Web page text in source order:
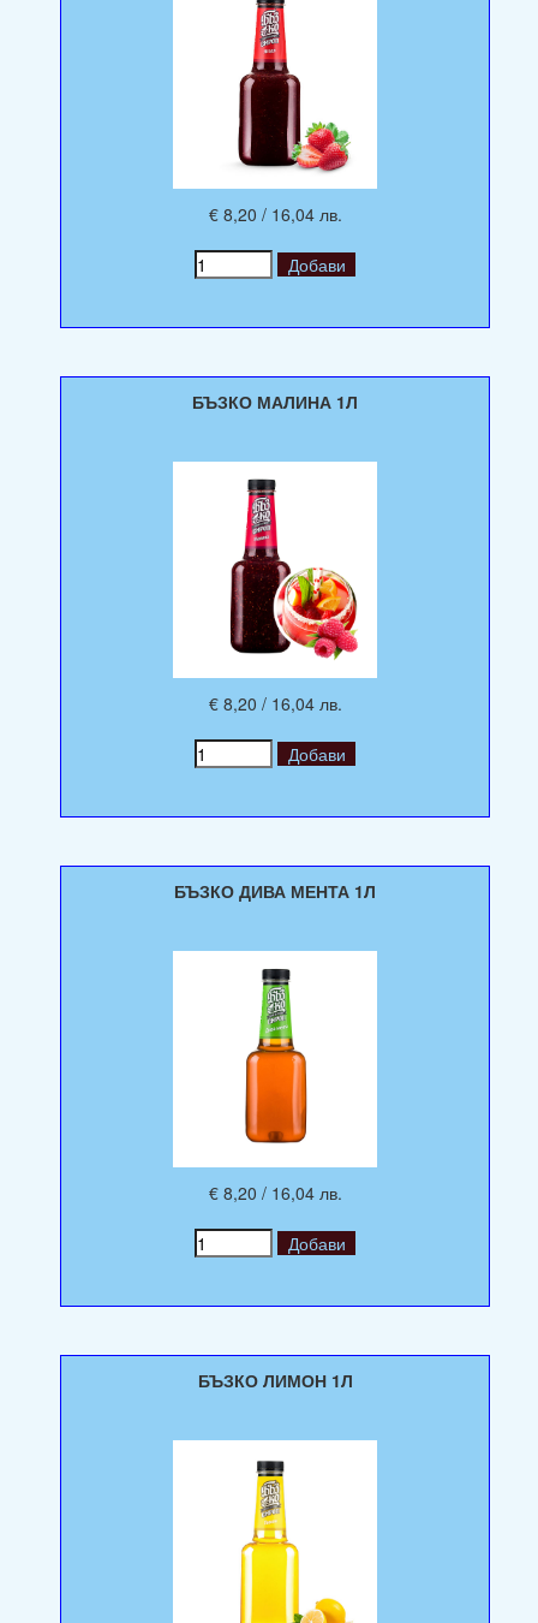
€ 8,20 / 16,04 лв.
БЪЗКО МАЛИНА 1Л
€ 8,20 / 16,04 лв.
БЪЗКО ДИВА МЕНТА 1Л
€ 8,20 / 16,04 лв.
БЪЗКО ЛИМОН 1Л